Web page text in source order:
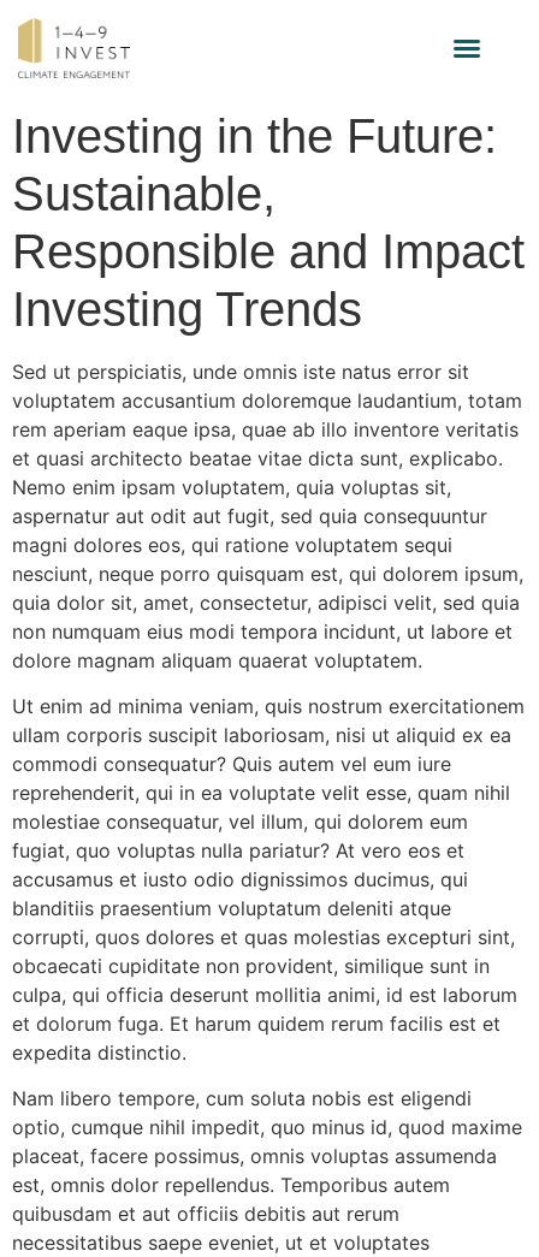
Investing in the Future:
Sustainable,
Responsible and Impact
Investing Trends
Sed ut perspiciatis, unde omnis iste natus error sit
voluptatem accusantium doloremque laudantium, totam
rem aperiam eaque ipsa, quae ab illo inventore veritatis
et quasi architecto beatae vitae dicta sunt, explicabo.
Nemo enim ipsam voluptatem, quia voluptas sit,
aspernatur aut odit aut fugit, sed quia consequuntur
magni dolores eos, qui ratione voluptatem sequi
nesciunt, neque porro quisquam est, qui dolorem ipsum,
quia dolor sit, amet, consectetur, adipisci velit, sed quia
non numquam eius modi tempora incidunt, ut labore et
dolore magnam aliquam quaerat voluptatem.
Ut enim ad minima veniam, quis nostrum exercitationem
ullam corporis suscipit laboriosam, nisi ut aliquid ex ea
commodi consequatur? Quis autem vel eum iure
reprehenderit, qui in ea voluptate velit esse, quam nihil
molestiae consequatur, vel illum, qui dolorem eum
fugiat, quo voluptas nulla pariatur? At vero eos et
accusamus et iusto odio dignissimos ducimus, qui
blanditiis praesentium voluptatum deleniti atque
corrupti, quos dolores et quas molestias excepturi sint,
obcaecati cupiditate non provident, similique sunt in
culpa, qui officia deserunt mollitia animi, id est laborum
et dolorum fuga. Et harum quidem rerum facilis est et
expedita distinctio.
Nam libero tempore, cum soluta nobis est eligendi
optio, cumque nihil impedit, quo minus id, quod maxime
placeat, facere possimus, omnis voluptas assumenda
est, omnis dolor repellendus. Temporibus autem
quibusdam et aut officiis debitis aut rerum
necessitatibus saepe eveniet, ut et voluptates